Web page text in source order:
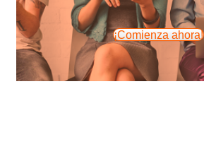
¡Comienza ahora!